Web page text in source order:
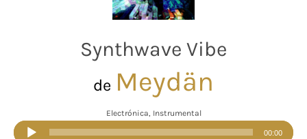
Synthwave Vibe
de Meydän
Electrónica, Instrumental
Reproductor
00:00